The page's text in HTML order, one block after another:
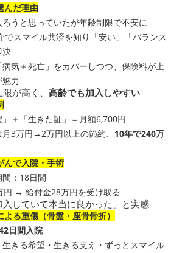
んだ理由
うと思っていたが年齢制限で不安に
スマイル共済を知り「安い」「バランス
決
気＋死亡」をカバーしつつ、保険料が上
力
限が高く、高齢でも加入しやすい
」＋「生きた証」＝月額6,700円
3万円→2万円以上の節約、 10年で240万
で入院・手術
：18日間
円 → 給付金28万円を受け取る
入していて本当に良かった」と実感
る重傷（骨盤・座骨骨折）
日間入院
きる希望・生きる支え・ずっとスマイル